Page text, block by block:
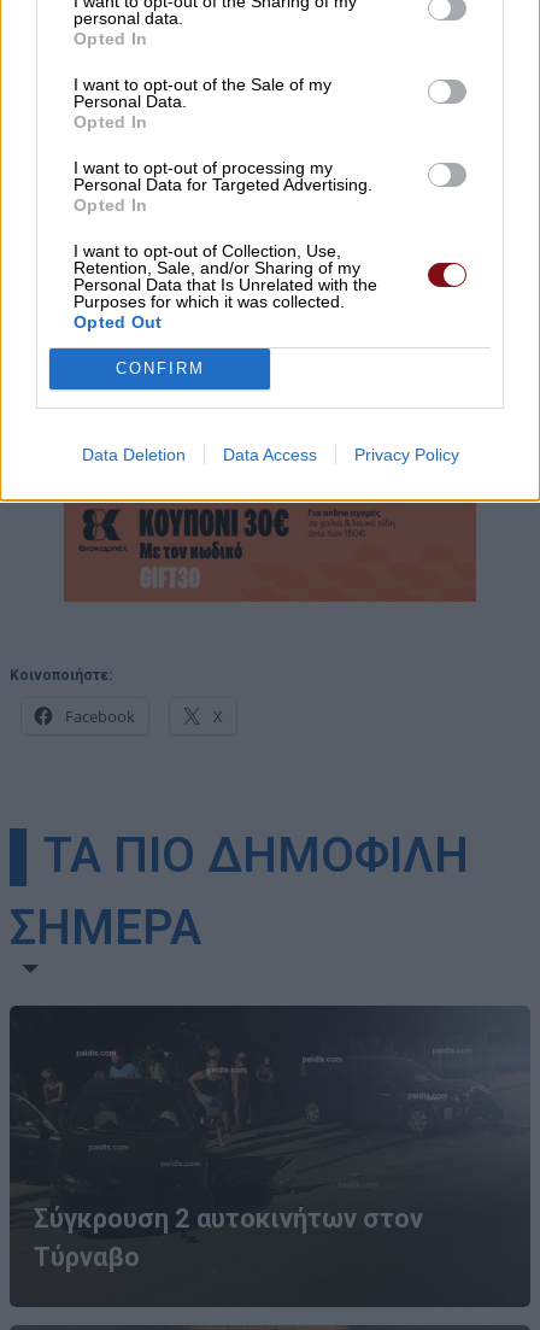
personal data.
Opted In
I want to opt-out of the Sale of my
Personal Data.
Opted In
I want to opt-out of processing my
Personal Data for Targeted Advertising.
Opted In
I want to opt-out of Collection, Use,
Retention, Sale, and/or Sharing of my
Personal Data that Is Unrelated with the
Purposes for which it was collected.
Opted Out
CONFIRM
Data Deletion Data Access Privacy Policy
Στη σελίδα που θα ανοίξει, πατήστε
Προσοχή!Επιτρέπεται η αναδημοσίευση των πληροφοριών του παραπάνω
Κοινοποιήστε:
Facebook X
▌ΤΑ ΠΙΟ ΔΗΜΟΦΙΛΗ
ΣΗΜΕΡΑ
Σύγκρουση 2 αυτοκινήτων στον
Τύρναβο